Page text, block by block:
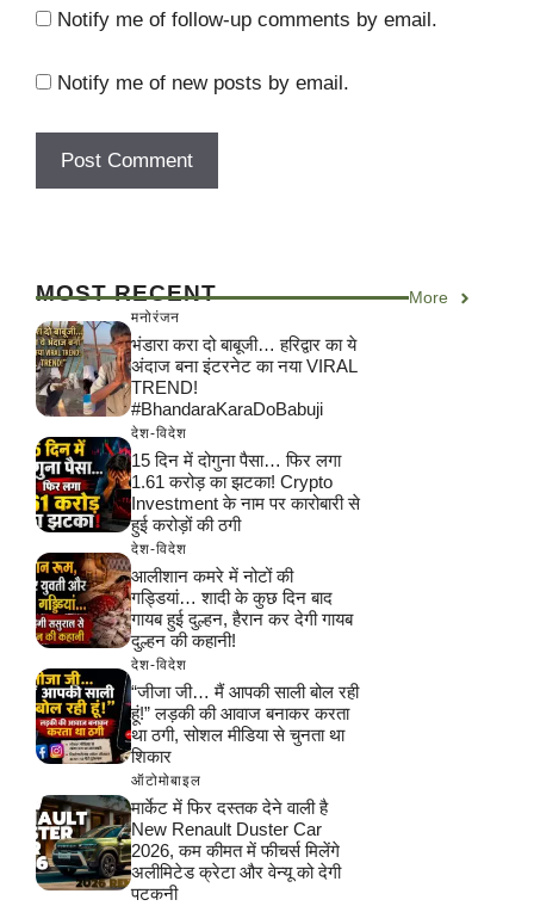
Notify me of follow-up comments by email.
Notify me of new posts by email.
MOST RECENT More
मनोरंजन
भंडारा करा दो बाबूजी… हरिद्वार का ये
अंदाज बना इंटरनेट का नया VIRAL
TREND!
#BhandaraKaraDoBabuji
देश-विदेश
15 दिन में दोगुना पैसा… फिर लगा
1.61 करोड़ का झटका! Crypto
Investment के नाम पर कारोबारी से
हुई करोड़ों की ठगी
देश-विदेश
आलीशान कमरे में नोटों की
गड्डियां… शादी के कुछ दिन बाद
गायब हुई दुल्हन, हैरान कर देगी गायब
दुल्हन की कहानी!
देश-विदेश
“जीजा जी… मैं आपकी साली बोल रही
हूं!” लड़की की आवाज बनाकर करता
था ठगी, सोशल मीडिया से चुनता था
शिकार
ऑटोमोबाइल
मार्केट में फिर दस्तक देने वाली है
New Renault Duster Car
2026, कम कीमत में फीचर्स मिलेंगे
अलीमिटेड क्रेटा और वेन्यू को देगी
पटकनी